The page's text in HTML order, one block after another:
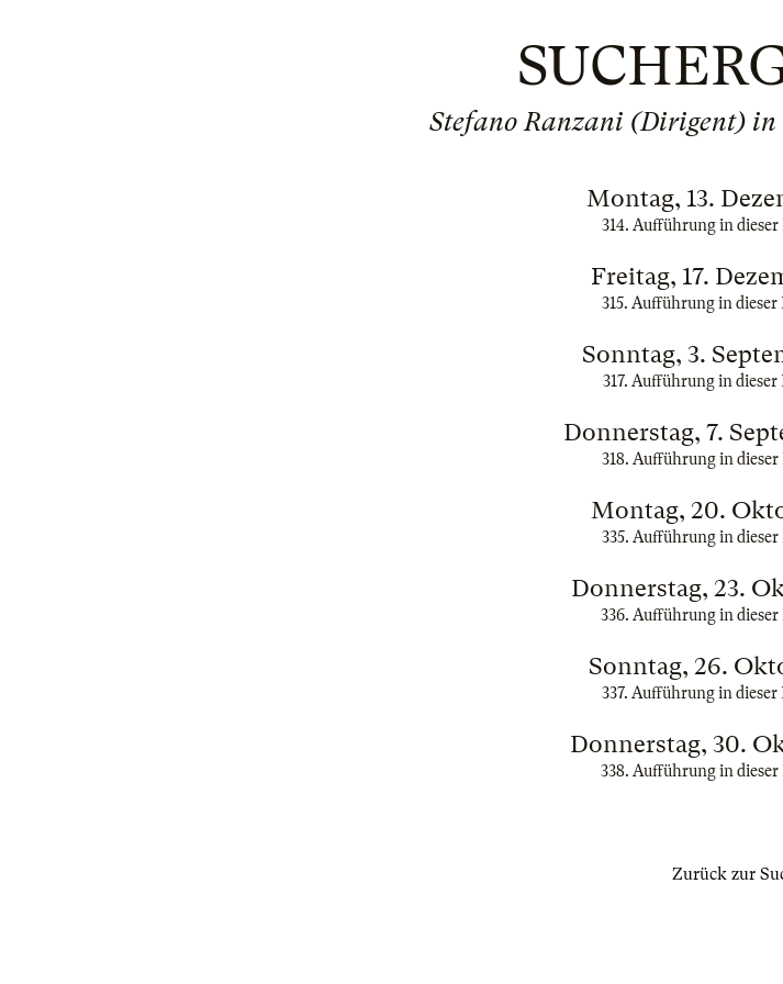
Stefano Ranzani (Dirigent) in
Montag, 13.
314. Aufführung in
Freitag, 17.
315. Aufführung in
Sonntag, 3.
317. Aufführung in
Donnerstag, 7.
318. Aufführung in
Montag, 20.
335. Aufführung in
Donnerstag, 23.
336. Aufführung in
Sonntag, 26.
337. Aufführung in
Donnerstag, 30.
338. Aufführung in
Zurück zur